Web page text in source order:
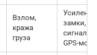
Взлом,
кража
груза
замки,
GPS-